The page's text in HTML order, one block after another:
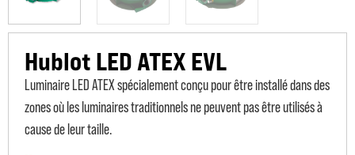
Hublot LED ATEX EVL
Luminaire LED ATEX spécialement conçu pour être installé dans des
zones où les luminaires traditionnels ne peuvent pas être utilisés à
cause de leur taille.